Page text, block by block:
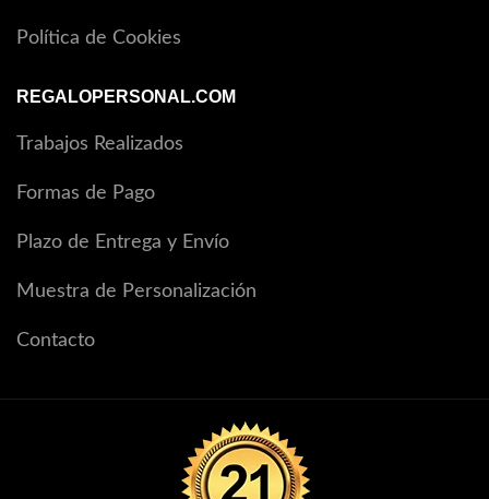
Política de Cookies
REGALOPERSONAL.COM
Trabajos Realizados
Formas de Pago
Plazo de Entrega y Envío
Muestra de Personalización
Contacto